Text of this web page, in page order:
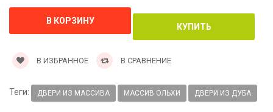
В ИЗБРАННОЕ В СРАВНЕНИЕ
Теги: ДВЕРИ ИЗ МАССИВА МАССИВ ОЛЬХИ ДВЕРИ ИЗ ДУБА